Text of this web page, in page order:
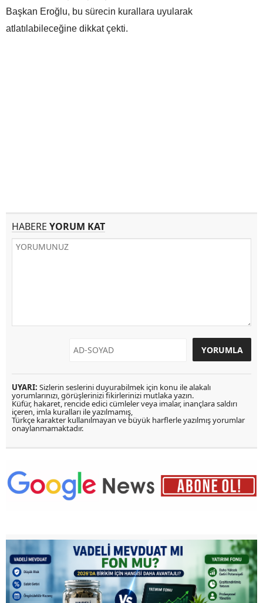
Başkan Eroğlu, bu sürecin kurallara uyularak
atlatılabileceğine dikkat çekti.
HABERE YORUM KAT
UYARI: Sizlerin seslerini duyurabilmek için konu ile alakalı
yorumlarınızı, görüşlerinizi fikirlerinizi mutlaka yazın.
Küfür, hakaret, rencide edici cümleler veya imalar, inançlara saldırı
içeren, imla kuralları ile yazılmamış,
Türkçe karakter kullanılmayan ve büyük harflerle yazılmış yorumlar
onaylanmamaktadır.